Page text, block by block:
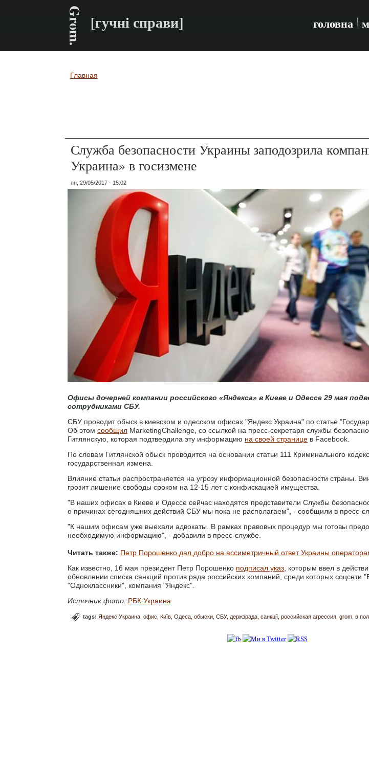
Grom. [гучні справи] головна
Вы здесь
Главная
Служба безопасности Украины заподозрила
Украина» в госизмене
пн, 29/05/2017 - 15:02
Офисы дочерней компании российского «Яндекса» в Киеве и Одессе 29 мая
сотрудниками СБУ.
СБУ проводит обыск в киевском и одесском офисах "Яндекс Украина" по статье
Об этом сообщил MarketingChallenge, со ссылкой на пресс-секретаря службы
Гитлянскую, которая подтвердила эту информацию на своей странице в Facebook.
По словам Гитлянской обыск проводится на основании статьи 111 Криминального
государственная измена.
Влияние статьи распространяется на угрозу информационной безопасности страны.
грозит лишение свободы сроком на 12-15 лет с конфискацией имущества.
"В наших офисах в Киеве и Одессе сейчас находятся представители Службы
о причинах сегодняшних действий СБУ мы пока не располагаем", - сообщили в пресс-
"К нашим офисам уже выехали адвокаты. В рамках правовых процедур мы готовы
необходимую информацию", - добавили в пресс-службе.
Читать также: Петр Порошенко дал добро на ассиметричный ответ Украины
Как известно, 16 мая президент Петр Порошенко подписал указ , которым ввел в
обновлении списка санкций против ряда российских компаний, среди которых соцсети
"Одноклассники", компания "Яндекс".
Источник фото: РБК Украина
tags: Яндекс Украина офис Київ Одеса обыски СБУ держзрада санкції российская агрессия grom в